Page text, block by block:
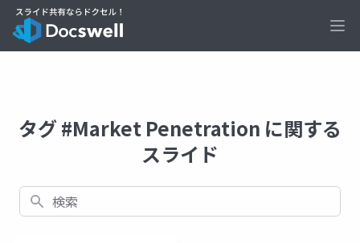
タグ #Market Penetration に関する
スライド
検索